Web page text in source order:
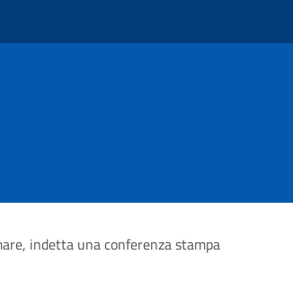
indetta una conferenza stampa